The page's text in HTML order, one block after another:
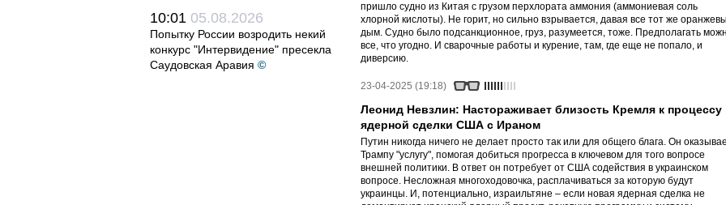
10:01 05.08.2026
Попытку России возродить некий
конкурс "Интервидение" пресекла
Саудовская Аравия ©
пришло судно из Китая с грузом перхлората аммония (аммониевая соль
хлорной кислоты). Не горит, но сильно взрывается, давая все тот же
дым. Судно было подсанкционное, груз, разумеется, тоже. Предполагать
все, что угодно. И сварочные работы и курение, там, где еще не попало, и
диверсию.
23-04-2025 (19:18)
Леонид Невзлин: Настораживает близость Кремля к процессу
ядерной сделки США с Ираном
Путин никогда ничего не делает просто так или для общего блага. Он
Трампу "услугу", помогая добиться прогресса в ключевом для того вопросе
внешней политики. В ответ он потребует от США содействия в украинском
вопросе. Несложная многоходовочка, расплачиваться за которую будут
украинцы. И, потенциально, израильтяне – если новая ядерная сделка не